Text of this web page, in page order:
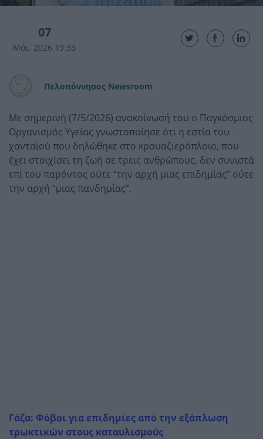
07
Μάι. 2026 19:33
Πελοπόννησος Newsroom
Με σημερινή (7/5/2026) ανακοίνωσή του ο Παγκόσμιος
Οργανισμός Υγείας γνωστοποίησε ότι η εστία του
χανταϊού που δηλώθηκε στο κρουαζιερόπλοιο, που
έχει στοιχίσει τη ζωή σε τρεις ανθρώπους, δεν συνιστά
επί του παρόντος ούτε “την αρχή μιας επιδημίας” ούτε
την αρχή “μιας πανδημίας”.
Γάζα: Φόβοι για επιδημίες από την εξάπλωση
τρωκτικών στους καταυλισμούς